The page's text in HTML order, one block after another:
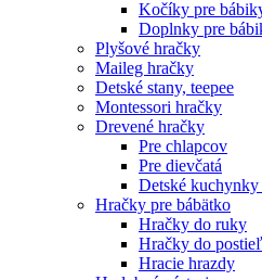
Kočíky pre
Doplnky pre
Plyšové hračky
Maileg hračky
Detské stany, teepee
Montessori hračky
Drevené hračky
Pre chlapcov
Pre dievčatá
Detské kuchynky
Hračky pre bábätko
Hračky do ruky
Hračky do
Hracie hrazdy